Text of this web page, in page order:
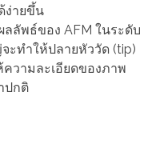
ง่ายขึ้น
อง AFM ในระดับ
ทำให้ปลายหัววัด (tip)
ความละเอียดของภาพ
ปกติ